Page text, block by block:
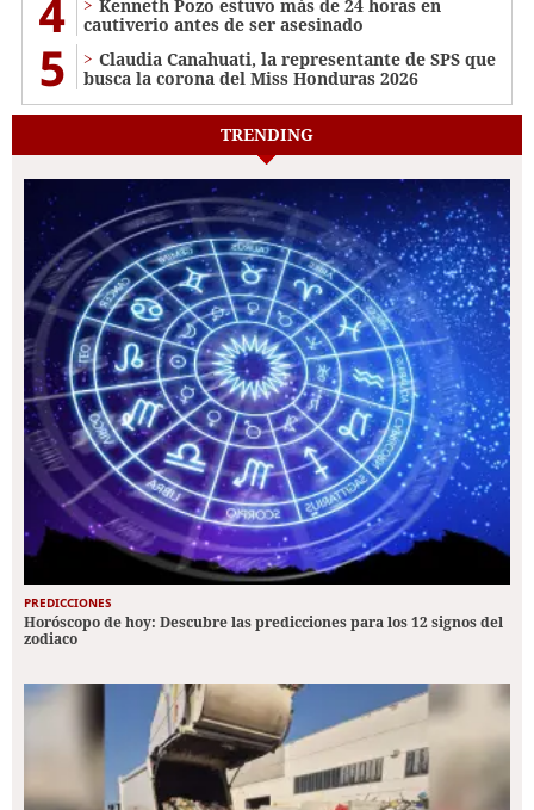
4
Kenneth Pozo estuvo más de 24 horas en
cautiverio antes de ser asesinado
5
Claudia Canahuati, la representante de SPS que
busca la corona del Miss Honduras 2026
TRENDING
PREDICCIONES
Horóscopo de hoy: Descubre las predicciones para los 12 signos del
zodiaco